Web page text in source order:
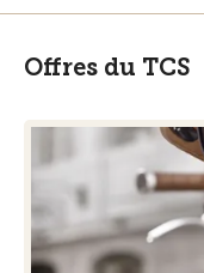
Offres du TCS